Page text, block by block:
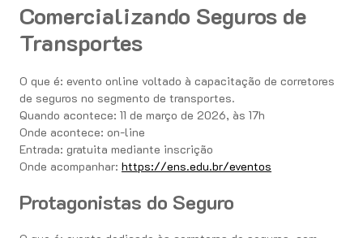
Comercializando Seguros de
Transportes
O que é: evento online voltado à capacitação de corretores
de seguros no segmento de transportes.
Quando acontece: 11 de março de 2026, às 17h
Onde acontece: on-line
Entrada: gratuita mediante inscrição
Onde acompanhar: https://ens.edu.br/eventos
Protagonistas do Seguro